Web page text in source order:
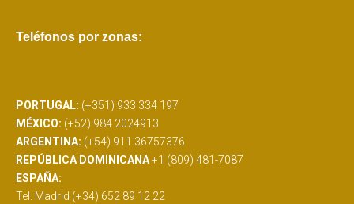
Teléfonos por zonas:
PORTUGAL: (+351) 933 334 197
MÉXICO: (+52) 984 2024913
ARGENTINA: (+54) 911 36757376
REPÚBLICA DOMINICANA+1 (809) 481-7087
ESPAÑA:
Tel. Madrid (+34) 652 89 12 22